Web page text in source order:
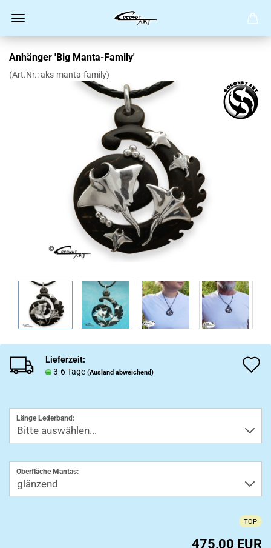
Anhänger 'Big Manta-Family'
(Art.Nr.:aks-manta-family)
Lieferzeit:
3-6 Tage (Ausland abweichend)
Länge Lederband:
Oberfläche Mantas:
TOP
475,00 EUR